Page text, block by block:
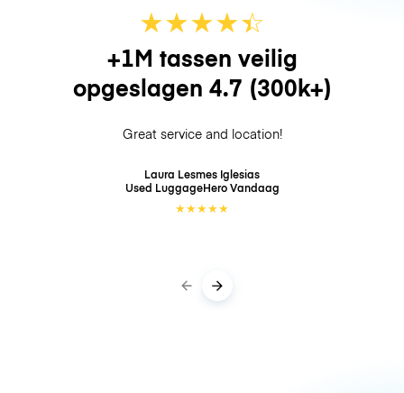
★★★★☆
★
+1M tassen veilig
opgeslagen 4.7 (300k+)
Great service and location!
Laura Lesmes Iglesias
Used LuggageHeroVandaag
★★★★★